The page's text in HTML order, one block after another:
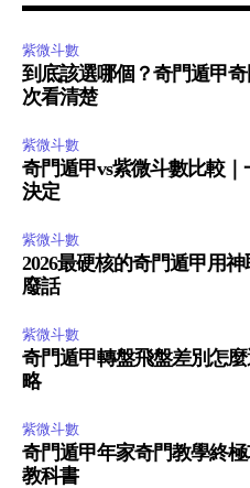
紫微斗數
到底該選哪個？奇門遁甲
次看清楚
紫微斗數
奇門遁甲vs紫微斗數比較
決定
紫微斗數
2026最硬核的奇門遁甲用
廢話
紫微斗數
奇門遁甲轉盤飛盤差別怎
略
紫微斗數
奇門遁甲年家奇門教學終
教科書